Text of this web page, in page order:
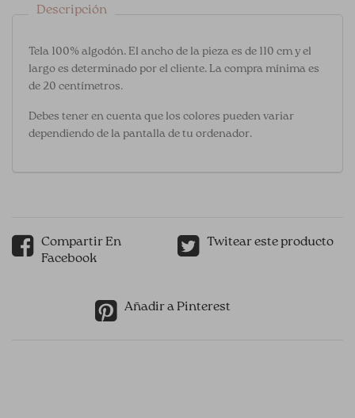
Descripción
Tela 100% algodón. El ancho de la pieza es de 110 cm y el
largo es determinado por el cliente. La compra mínima es
de 20 centímetros.
Debes tener en cuenta que los colores pueden variar
dependiendo de la pantalla de tu ordenador.
Compartir En
Facebook
Twitear este producto
Añadir a Pinterest